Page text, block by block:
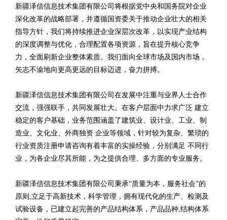
新疆泽信信息技术集团有限公司将根据党中央和国务院对企业
深化改革的战略部署，并遵循国资委关于推动企业壮大的相关
指导方针，我们将持续推进企业深层次改革，以实现产业结构
的深度调整与优化，合理配置各项资源，旨在提升核心竞争
力，全面刷新企业整体素质。我们面向全球市场及国内市场，
矢志不渝地向更高更远的目标迈进，奋力拼搏。
新疆泽信信息技术集团有限公司在发展中注重与业界人士合作
交流，强强联手，共同发展壮大。在客户层面中力求广泛 建立
稳定的客户基础，业务范围涵盖了建筑业、设计业、工业、制
造业、文化业、外商独资 企业等领域，针对较为复杂、繁琐的
行业资质注册申请咨询有着丰富的实操经验，分别满足 不同行
业，为各企业尽其所能，为之提供合理、多方面的专业服务。
新疆泽信信息技术集团有限公司秉承“质量为本，服务社会”的
原则,立足于高新技术，科学管理，拥有现代化的生产、检测及
试验设备，已建立起完善的产品结构体系，产品品种,结构体系